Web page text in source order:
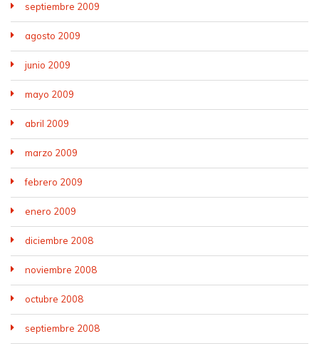
septiembre 2009
agosto 2009
junio 2009
mayo 2009
abril 2009
marzo 2009
febrero 2009
enero 2009
diciembre 2008
noviembre 2008
octubre 2008
septiembre 2008